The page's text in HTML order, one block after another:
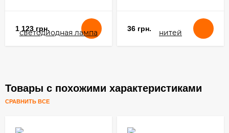
1 123 грн. 36 грн.
Товары с похожими характеристиками
СРАВНИТЬ ВСЕ